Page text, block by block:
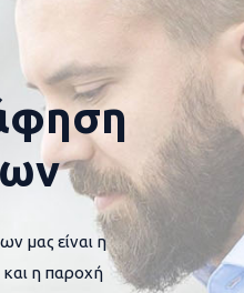
μας είναι η
η παροχή